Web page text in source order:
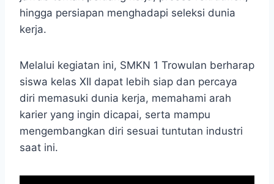
hingga persiapan menghadapi seleksi dunia
kerja.
Melalui kegiatan ini, SMKN 1 Trowulan berharap
siswa kelas XII dapat lebih siap dan percaya
diri memasuki dunia kerja, memahami arah
karier yang ingin dicapai, serta mampu
mengembangkan diri sesuai tuntutan industri
saat ini.